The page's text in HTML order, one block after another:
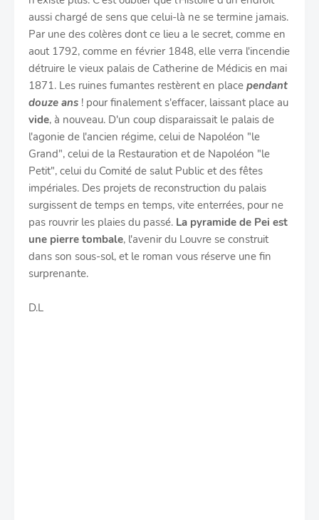
aussi chargé de sens que celui-là ne se termine jamais.
Par une des colères dont ce lieu a le secret, comme en
aout 1792, comme en février 1848, elle verra l'incendie
détruire le vieux palais de Catherine de Médicis en mai
1871. Les ruines fumantes restèrent en place pendant
douze ans ! pour finalement s'effacer, laissant place au
vide, à nouveau. D'un coup disparaissait le palais de
l'agonie de l'ancien régime, celui de Napoléon "le
Grand", celui de la Restauration et de Napoléon "le
Petit", celui du Comité de salut Public et des fêtes
impériales. Des projets de reconstruction du palais
surgissent de temps en temps, vite enterrées, pour ne
pas rouvrir les plaies du passé. La pyramide de Pei est
une pierre tombale, l'avenir du Louvre se construit
dans son sous-sol, et le roman vous réserve une fin
surprenante.
D.L